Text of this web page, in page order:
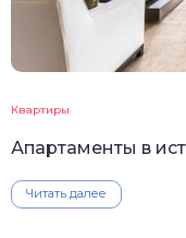
Квартиры
Апартаменты в
Читать далее